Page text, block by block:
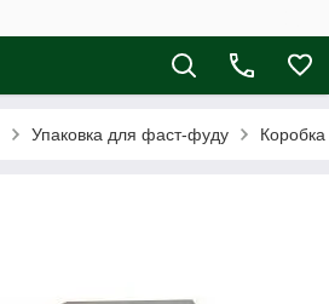
Упаковка для фаст-фуду